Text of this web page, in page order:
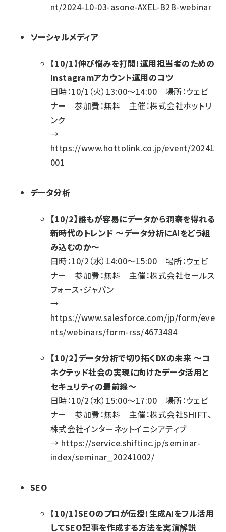
nt/2024-10-03-asone-AXEL-B2B-webinar
ソーシャルメディア
【10/1】伸び悩みを打開！運用担当者のための
Instagramアカウント運用のコツ
日時：10/1（火）13:00～14:00 場所：ウェビ
ナー 参加費：無料 主催：株式会社ホットリ
ンク
→
https://www.hottolink.co.jp/event/20241
001
データ分析
【10/2】誰もが容易にデータから洞察を得れる
新時代のトレンド ～データ分析にAIをどう組
み込むのか～
日時：10/2（水）14:00～15:00 場所：ウェビ
ナー 参加費：無料 主催：株式会社セールス
フォース・ジャパン
→
https://www.salesforce.com/jp/form/eve
nts/webinars/form-rss/4673484
【10/2】データ分析で切り拓くDXの未来 ～コ
ネクテッド社会の実現に向けたデータ活用と
セキュリティの最前線～
日時：10/2（水）15:00～17:00 場所：ウェビ
ナー 参加費：無料 主催：株式会社SHIFT、
株式会社インターネットイニシアティブ
→ https://service.shiftinc.jp/seminar-
index/seminar_20241002/
SEO
【10/1】SEOのプロが伝授！生成AIをフル活用
してSEO記事を作成する方法を実演解説